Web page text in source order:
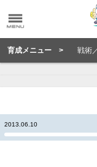
育成メニュー > 戦術
2013.06.10